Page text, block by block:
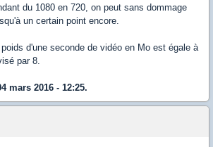
du 1080 en 720, on peut sans dommage
un certain point encore.
d'une seconde de vidéo en Mo est égale à
par 8.
mars 2016 - 12:25.